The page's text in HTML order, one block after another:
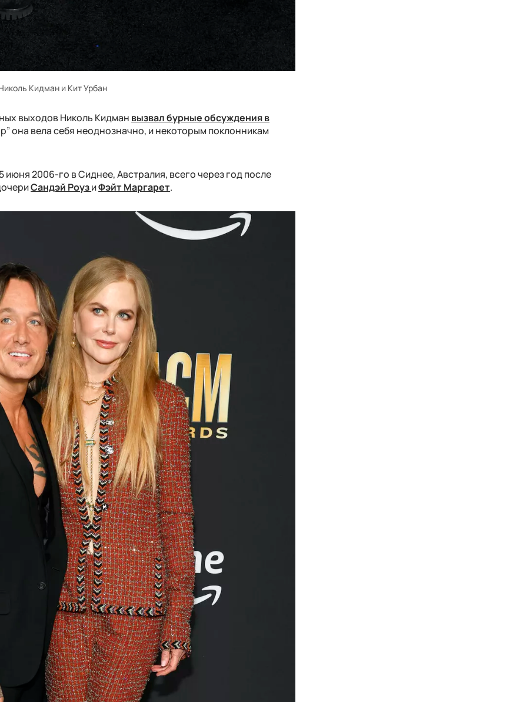
Кидман и Кит Урбан
выходов Николь Кидман вызвал бурные обсуждения в
она вела себя неоднозначно, и некоторым поклонникам
2006-го в Сиднее, Австралия, всего через год после
Сандэй РоузиФэйт Маргарет.